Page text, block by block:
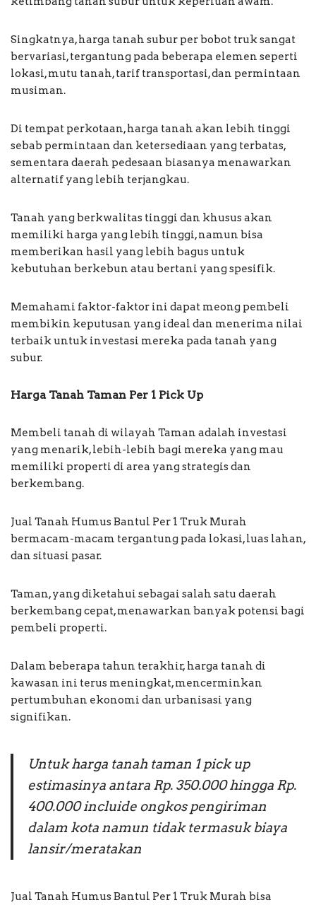
Singkatnya, harga tanah subur per bobot truk sangat
bervariasi, tergantung pada beberapa elemen seperti
lokasi, mutu tanah, tarif transportasi, dan permintaan
musiman.
Di tempat perkotaan, harga tanah akan lebih tinggi
sebab permintaan dan ketersediaan yang terbatas,
sementara daerah pedesaan biasanya menawarkan
alternatif yang lebih terjangkau.
Tanah yang berkwalitas tinggi dan khusus akan
memiliki harga yang lebih tinggi, namun bisa
memberikan hasil yang lebih bagus untuk
kebutuhan berkebun atau bertani yang spesifik.
Memahami faktor-faktor ini dapat meong pembeli
membikin keputusan yang ideal dan menerima nilai
terbaik untuk investasi mereka pada tanah yang
subur.
Harga Tanah Taman Per 1 Pick Up
Membeli tanah di wilayah Taman adalah investasi
yang menarik, lebih-lebih bagi mereka yang mau
memiliki properti di area yang strategis dan
berkembang.
Jual Tanah Humus Bantul Per 1 Truk Murah
bermacam-macam tergantung pada lokasi, luas lahan,
dan situasi pasar.
Taman, yang diketahui sebagai salah satu daerah
berkembang cepat, menawarkan banyak potensi bagi
pembeli properti.
Dalam beberapa tahun terakhir, harga tanah di
kawasan ini terus meningkat, mencerminkan
pertumbuhan ekonomi dan urbanisasi yang
signifikan.
Untuk harga tanah taman 1 pick up
estimasinya antara Rp. 350.000 hingga Rp.
400.000 incluide ongkos pengiriman
dalam kota namun tidak termasuk biaya
lansir/meratakan
Jual Tanah Humus Bantul Per 1 Truk Murah bisa